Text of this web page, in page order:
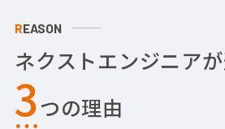
REASON
ネクストエンジニア
3つの理由